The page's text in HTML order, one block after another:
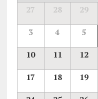
o
e
a
o
s
r
o
l
e
n
i
e
27 28 29
3 4 5
10 11 12
17 18 19